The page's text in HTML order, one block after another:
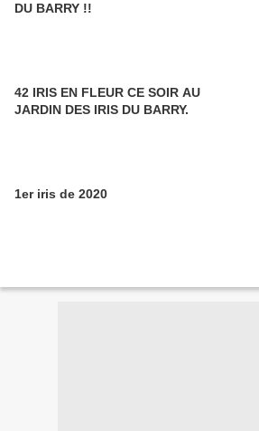
DU BARRY !!
42 IRIS EN FLEUR CE SOIR AU
JARDIN DES IRIS DU BARRY.
1er iris de 2020